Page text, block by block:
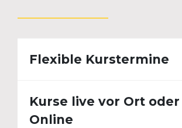
Flexible Kurstermine
Kurse live vor Ort oder
Online